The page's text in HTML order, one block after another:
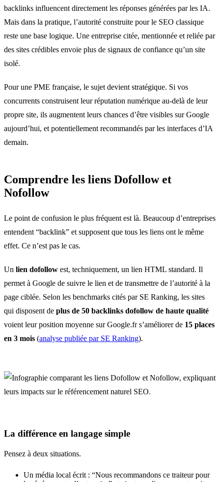
backlinks influencent directement les réponses générées par les IA.
Mais dans la pratique, l’autorité construite pour le SEO classique
reste une base logique. Une entreprise citée, mentionnée et reliée par
des sites crédibles envoie plus de signaux de confiance qu’un site
isolé.
Pour une PME française, le sujet devient stratégique. Si vos
concurrents construisent leur réputation numérique au-delà de leur
propre site, ils augmentent leurs chances d’être visibles sur Google
aujourd’hui, et potentiellement recommandés par les interfaces d’IA
demain.
Comprendre les liens Dofollow et
Nofollow
Le point de confusion le plus fréquent est là. Beaucoup d’entreprises
entendent “backlink” et supposent que tous les liens ont le même
effet. Ce n’est pas le cas.
Un lien dofollow est, techniquement, un lien HTML standard. Il
permet à Google de suivre le lien et de transmettre de l’autorité à la
page ciblée. Selon les benchmarks cités par SE Ranking, les sites
qui disposent de plus de 50 backlinks dofollow de haute qualité
voient leur position moyenne sur Google.fr s’améliorer de 15 places
en 3 mois (analyse publiée par SE Ranking).
La différence en langage simple
Pensez à deux situations.
Un média local écrit : “Nous recommandons ce traiteur pour